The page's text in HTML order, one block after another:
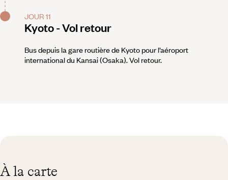
JOUR 11
Kyoto - Vol retour
Bus depuis la gare routière de Kyoto pour l’aéroport
international du Kansai (Osaka). Vol retour.
À la carte